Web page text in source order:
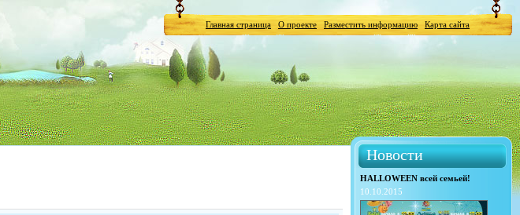
Главная страница О проекте Разместить информацию Карта сайта
Новости
HALLOWEEN всей семьей!
10.10.2015